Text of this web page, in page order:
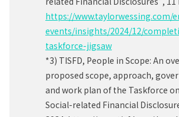
https://www.taylorwessing.com/
events/insights/2024/12/
taskforce-jigsaw
*3) TISFD, People in Scope: An
proposed scope, approach,
and work plan of the Taskforce
Social-related Financial